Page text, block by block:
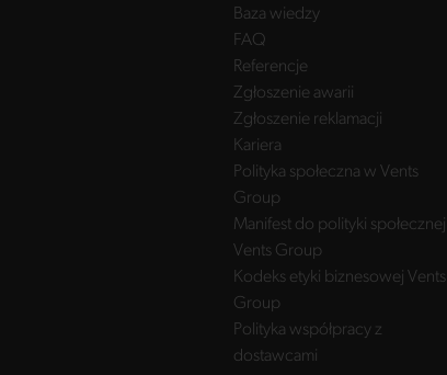
Baza wiedzy
FAQ
Referencje
Zgłoszenie awarii
Zgłoszenie reklamacji
Kariera
Polityka społeczna w Vents
Group
Manifest do polityki społecznej
Vents Group
Kodeks etyki biznesowej Vents
Group
Polityka współpracy z
dostawcami